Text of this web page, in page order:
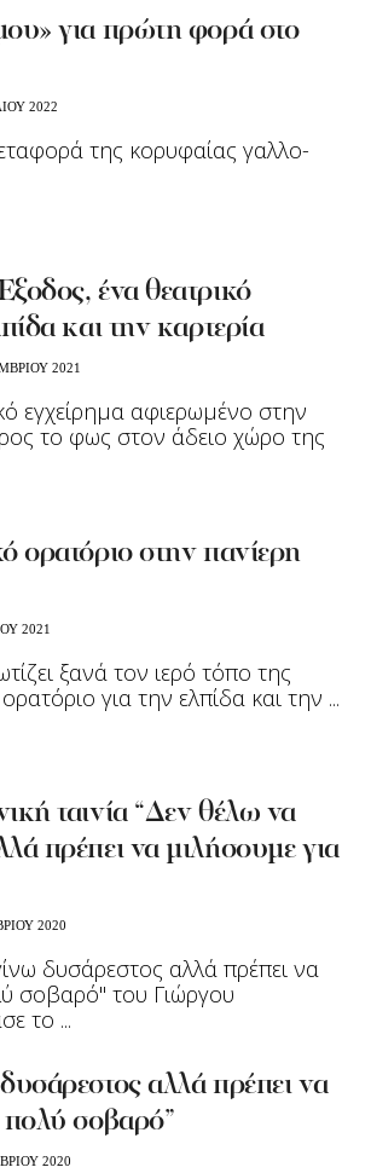
για πρώτη φορά στο
2022
της κορυφαίας γαλλο-
ένα θεατρικό
και την καρτερία
2021
εγχείρημα αφιερωμένο στην
το φως στον άδειο χώρο της
ορατόριο στην πανίερη
2021
ξανά τον ιερό τόπο της
για την ελπίδα και την ...
ταινία “Δεν θέλω να
πρέπει να μιλήσουμε για
2020
δυσάρεστος αλλά πρέπει να
σοβαρό" του Γιώργου
το ...
αλλά πρέπει να
πολύ σοβαρό”
2020